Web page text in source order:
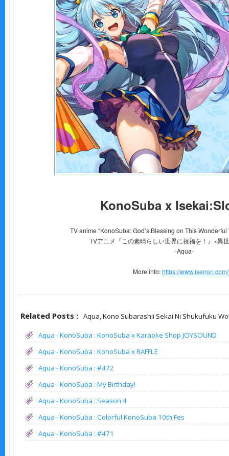
KonoSuba x
TV anime “KonoSuba: God’s Blessing on This
TVアニメ『この素晴らしい世界に祝福を！』×異
-Aqua-
More info:https://
Related Posts : Aqua,Kono Subarashii Sekai Ni Shukufuku
Aqua - KonoSuba : KonoSuba x Karaoke Shop JOYSOUND
Aqua - KonoSuba : KonoSuba x RAFFLE
Aqua - KonoSuba : #472
Aqua - KonoSuba : My Birthday!
Aqua - KonoSuba : Season 4
Aqua - KonoSuba : Colorful KonoSuba 10th Fes
Aqua - KonoSuba : #471